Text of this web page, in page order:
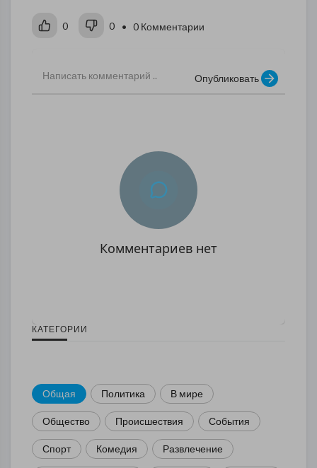
0 0 • 0 Комментарии
Опубликовать
Комментариев нет
КАТЕГОРИИ
Общая Политика В мире
Общество Происшествия События
Спорт Комедия Развлечение